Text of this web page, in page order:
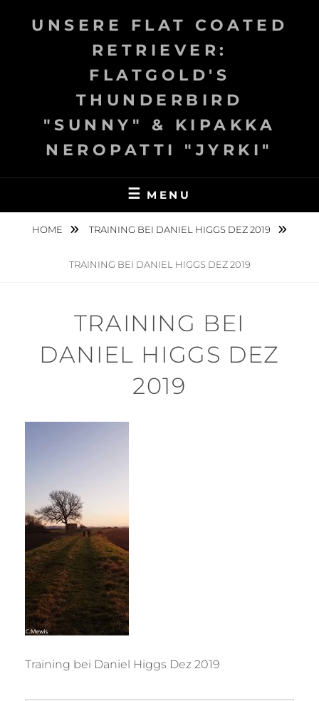
UNSERE FLAT COATED
RETRIEVER:
FLATGOLD'S
THUNDERBIRD
"SUNNY" & KIPAKKA
NEROPATTI "JYRKI"
MENU
HOME TRAINING BEI DANIEL HIGGS DEZ 2019
TRAINING BEI DANIEL HIGGS DEZ 2019
TRAINING BEI
DANIEL HIGGS DEZ
2019
Training bei Daniel Higgs Dez 2019